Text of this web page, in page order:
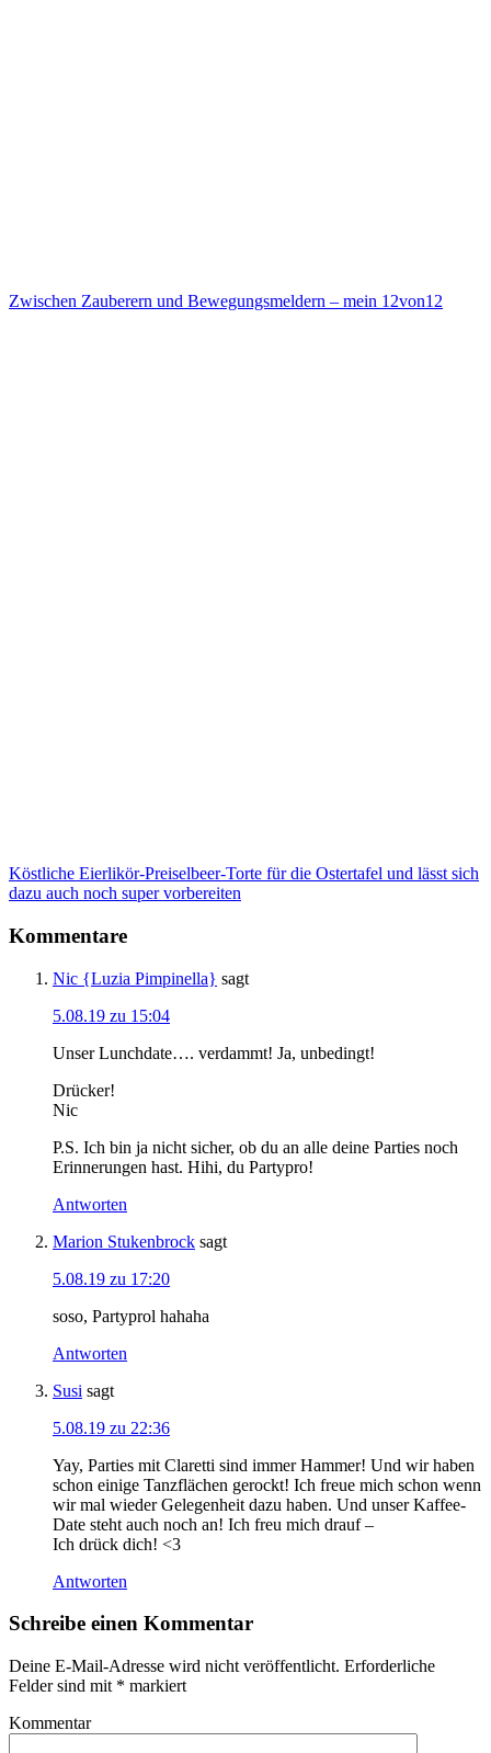
Zwischen Zauberern und Bewegungsmeldern – mein 12von12
Köstliche Eierlikör-Preiselbeer-Torte für die Ostertafel und lässt sich
dazu auch noch super vorbereiten
Kommentare
Nic {Luzia Pimpinella} sagt
5.08.19 zu 15:04
Unser Lunchdate…. verdammt! Ja, unbedingt!
Drücker!
Nic
P.S. Ich bin ja nicht sicher, ob du an alle deine Parties noch
Erinnerungen hast. Hihi, du Partypro!
Antworten
Marion Stukenbrock sagt
5.08.19 zu 17:20
soso, Partyprol hahaha
Antworten
Susi sagt
5.08.19 zu 22:36
Yay, Parties mit Claretti sind immer Hammer! Und wir haben
schon einige Tanzflächen gerockt! Ich freue mich schon wenn
wir mal wieder Gelegenheit dazu haben. Und unser Kaffee-
Date steht auch noch an! Ich freu mich drauf –
Ich drück dich! <3
Antworten
Schreibe einen Kommentar
Deine E-Mail-Adresse wird nicht veröffentlicht. Erforderliche
Felder sind mit * markiert
Kommentar